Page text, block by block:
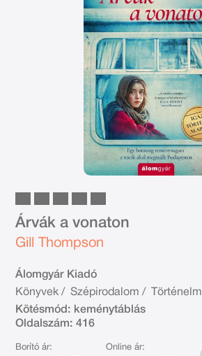
Árvák a vonaton
Gill Thompson
Álomgyár Kiadó
Könyvek / Szépirodalom /
Kötésmód: keménytáblás
Oldalszám: 416
Borító ár: Online ár: